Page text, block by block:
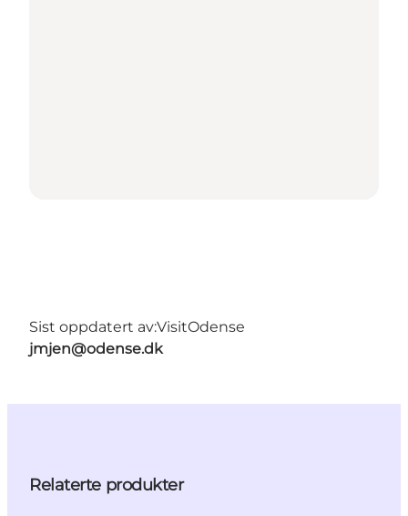
Sist oppdatert av:VisitOdense
jmjen@odense.dk
Relaterte produkter